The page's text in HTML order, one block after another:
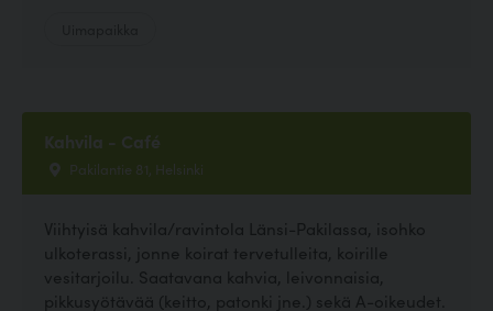
Kahvila - Café
Pakilantie 81, Helsinki
Viihtyisä kahvila/ravintola Länsi-Pakilassa, isohko
ulkoterassi, jonne koirat tervetulleita, koirille
vesitarjoilu. Saatavana kahvia, leivonnaisia,
pikkusyötävää (keitto, patonki jne.) sekä A-oikeudet.